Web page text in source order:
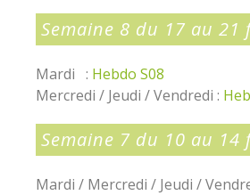
Semaine 8 du 17 au 21
Mardi : Hebdo S08
Mercredi / Jeudi / Vendredi :
Semaine 7 du 10 au 14
Mardi / Mercredi / Jeudi /